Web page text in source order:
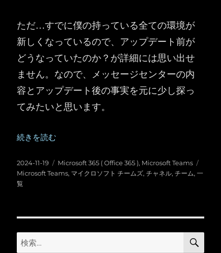
ただ…すでに僕の持っている全ての環境が
新しくなっているので、アップデート前が
どうなっていたのか？が詳細には思い出せ
ません。なので、メッセージセンターの内
容とアップデート後の事実を元に少し探っ
てみたいと思います。
“Microsoft Teams ：自分が所属するすべてのチームとチ
続きを読む
投
稿
日:
2024-11-19
カ
テ
Microsoft 365 ( Office 365 ), Microsoft Teams
グ
Microsoft Teams, マイクロソフト チームズ,チャネル,チーム,一
覧
検
検